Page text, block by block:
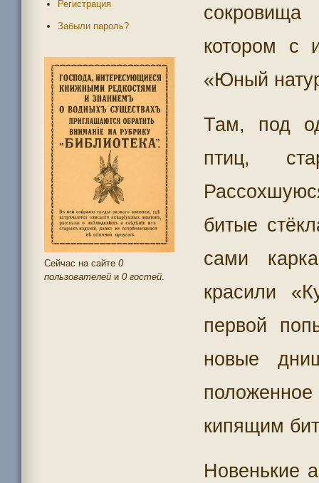
котором с
«Юный
Там, под
птиц,
битые
сами
красили
первой
новые
кипящим
Новенькие
Регистрация
Забыли пароль?
Сейчас на сайте 0
пользователей и 0 гостей.